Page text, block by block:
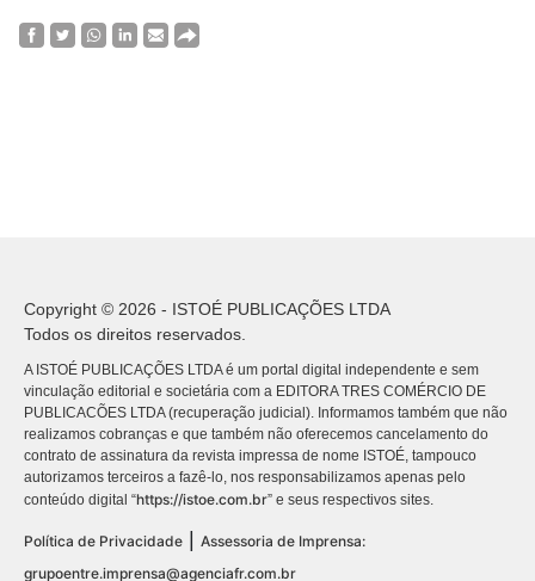
Copyright © 2026 - ISTOÉ PUBLICAÇÕES LTDA
Todos os direitos reservados.
A ISTOÉ PUBLICAÇÕES LTDA é um portal digital independente e sem
vinculação editorial e societária com a EDITORA TRES COMÉRCIO DE
PUBLICACÕES LTDA (recuperação judicial). Informamos também que não
realizamos cobranças e que também não oferecemos cancelamento do
contrato de assinatura da revista impressa de nome ISTOÉ, tampouco
autorizamos terceiros a fazê-lo, nos responsabilizamos apenas pelo
conteúdo digital “https://istoe.com.br” e seus respectivos sites.
Política de Privacidade
Assessoria de Imprensa:
grupoentre.imprensa@agenciafr.com.br